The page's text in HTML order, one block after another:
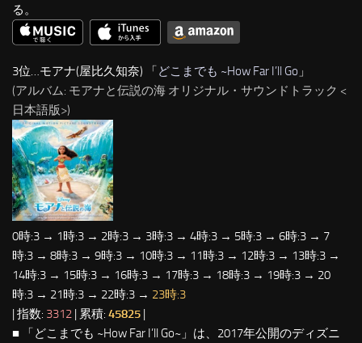
る。
3位…モアナ(屋比久知奈) 「 どこまでも ~How Far I’ll Go 」
(アルバム: モアナと伝説の海 オリジナル・サウンドトラック <
日本語版>)
0時:3 → 1時:3 → 2時:3 → 3時:3 → 4時:3 → 5時:3 → 6時:3 → 7
時:3 → 8時:3 → 9時:3 → 10時:3 → 11時:3 → 12時:3 → 13時:3 →
14時:3 → 15時:3 → 16時:3 → 17時:3 → 18時:3 → 19時:3 → 20
時:3 → 21時:3 → 22時:3 → 23時:3
| 指数: 3312 | 累積: 45825
■ 「どこまでも ~How Far I’ll Go~」は、2017年公開のディズニ